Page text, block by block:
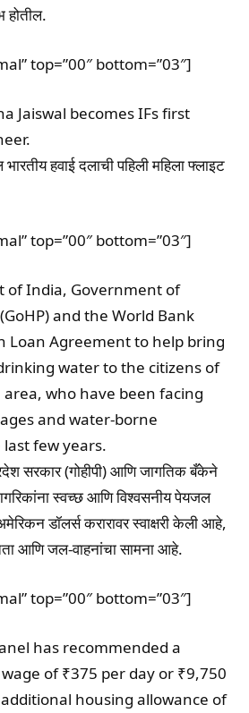
होतील.
top=”00″ bottom=”03″]
Jaiswal becomes IFs first
हवाई दलाची पहिली महिला फ्लाइट
top=”00″ bottom=”03″]
of India, Government of
and the World Bank
Loan Agreement to help bring
water to the citizens of
who have been facing
and water-borne
few years.
सरकार (गोहीपी) आणि जागतिक बँकेने
स्वच्छ आणि विश्वसनीय पेयजल
डॉलर्स करारावर स्वाक्षरी केली आहे,
आणि जल-वाहनांचा सामना आहे.
top=”00″ bottom=”03″]
has recommended a
of ₹375 per day or ₹9,750
housing allowance of